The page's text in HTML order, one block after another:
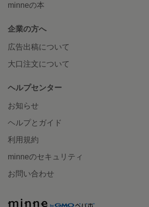
minneの本
企業の方へ
広告出稿について
大口注文について
ヘルプセンター
お知らせ
ヘルプとガイド
利用規約
minneのセキュリティ
お問い合わせ